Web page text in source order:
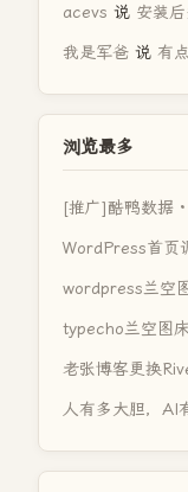
acevs 说 安装后
我是军爸 说 有
浏览最多
[推广]酷鸭数据
WordPress首页
wordpress兰空
typecho兰空图
老张博客更换
人有多大胆，AI